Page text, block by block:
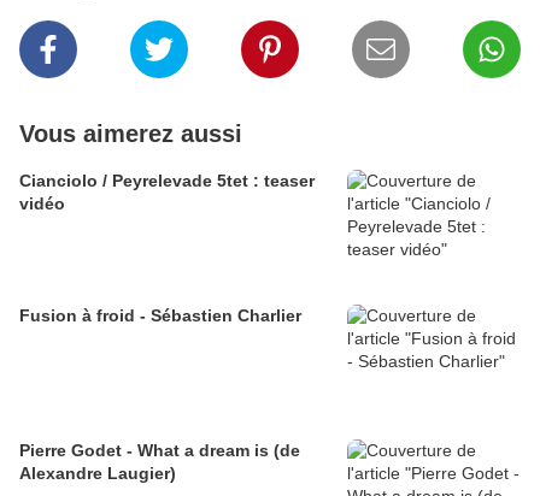
Vous aimerez aussi
Cianciolo / Peyrelevade 5tet : teaser
vidéo
Fusion à froid - Sébastien Charlier
Pierre Godet - What a dream is (de
Alexandre Laugier)